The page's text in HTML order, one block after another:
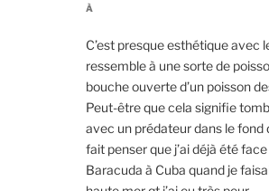
À
C’est presque esthétique avec
ressemble à une sorte de
bouche ouverte d’un poisson
Peut-être que cela signifie
avec un prédateur dans le fond
fait penser que j’ai déjà été
Baracuda à Cuba quand je